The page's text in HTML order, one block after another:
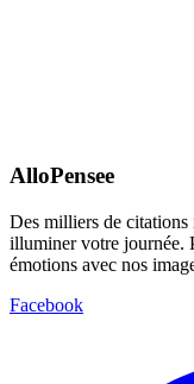
AlloPensee
Des milliers de citations
illuminer votre journée.
émotions avec nos
Facebook